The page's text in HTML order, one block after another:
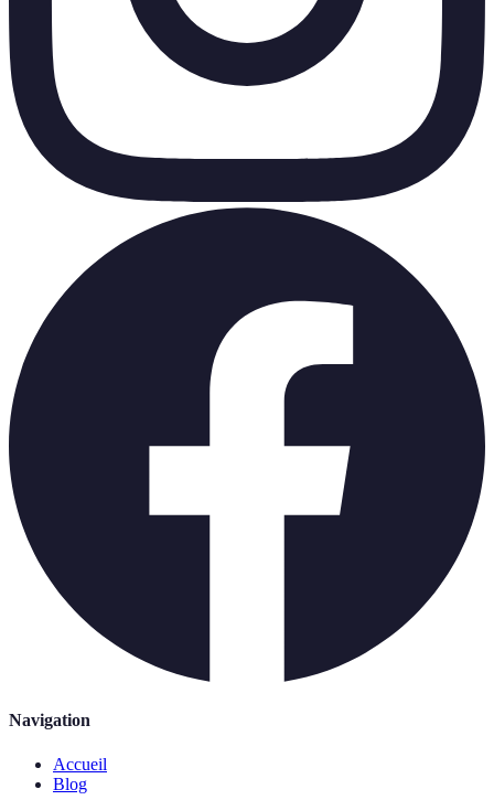
Navigation
Accueil
Blog